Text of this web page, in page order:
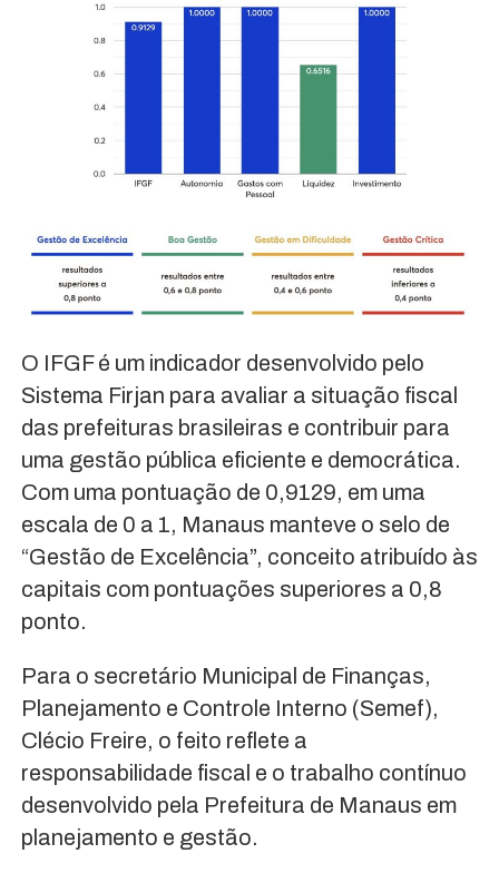
O IFGF é um indicador desenvolvido pelo
Sistema Firjan para avaliar a situação fiscal
das prefeituras brasileiras e contribuir para
uma gestão pública eficiente e democrática.
Com uma pontuação de 0,9129, em uma
escala de 0 a 1, Manaus manteve o selo de
“Gestão de Excelência”, conceito atribuído às
capitais com pontuações superiores a 0,8
ponto.
Para o secretário Municipal de Finanças,
Planejamento e Controle Interno (Semef),
Clécio Freire, o feito reflete a
responsabilidade fiscal e o trabalho contínuo
desenvolvido pela Prefeitura de Manaus em
planejamento e gestão.